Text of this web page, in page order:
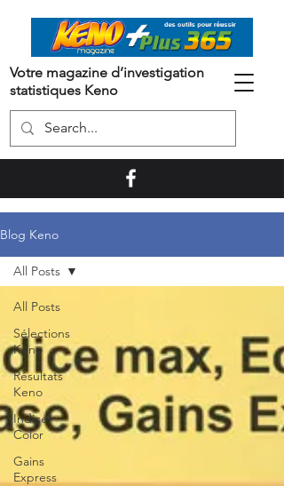
Votre magazine d’investigation
statistiques Keno
Blog Keno
All Posts
Sélections
Keno
Résultats
Keno
Indice-
Color
Gains
Express
All Posts